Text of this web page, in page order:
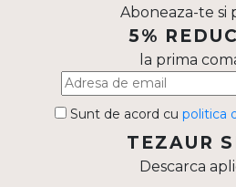
Aboneaza-te si
5%
la prima
Sunt de acord cu politica
TEZAUR
Descarca